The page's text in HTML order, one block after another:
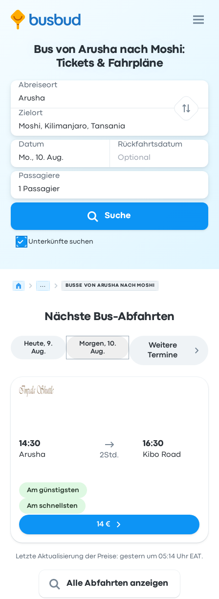
Bus von Arusha nach Moshi:
Tickets & Fahrpläne
Abreiseort
Zielort
Datum Rückfahrtsdatum
Passagiere
Suche
Unterkünfte suchen
... BUSSE VON ARUSHA NACH MOSHI
Nächste Bus-Abfahrten
Heute, 9.
Aug.
Morgen, 10.
Aug.
Weitere
Termine
14:30
Arusha 2Std.
16:30
Kibo Road
Am günstigsten
Am schnellsten
14 €
Letzte Aktualisierung der Preise: gestern um 05:14 Uhr EAT.
Alle Abfahrten anzeigen